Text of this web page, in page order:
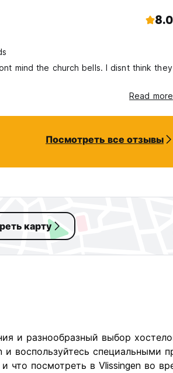
8.0
mind the church bells. I disnt think they
Read more
Посмотреть все отзывы
карту
и разнообразный выбор
воспользуйтесь специальными
посмотреть в Vlissingen во